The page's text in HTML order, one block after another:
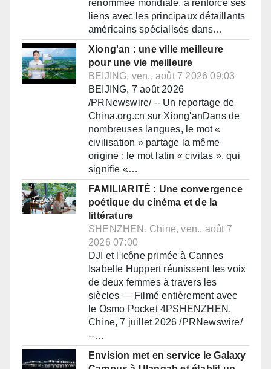
renommée mondiale, a renforcé ses
liens avec les principaux détaillants
américains spécialisés dans…
Xiong'an : une ville meilleure
pour une vie meilleure
BEIJING, ven., août 7 2026 09:03
BEIJING, 7 août 2026
/PRNewswire/ -- Un reportage de
China.org.cn sur Xiong'anDans de
nombreuses langues, le mot «
civilisation » partage la même
origine : le mot latin « civitas », qui
signifie «…
FAMILIARITÉ : Une convergence
poétique du cinéma et de la
littérature
SHENZHEN, Chine, ven., août 7
2026 07:00
DJI et l'icône primée à Cannes
Isabelle Huppert réunissent les voix
de deux femmes à travers les
siècles — Filmé entièrement avec
le Osmo Pocket 4PSHENZHEN,
Chine, 7 juillet 2026 /PRNewswire/
--…
Envision met en service le Galaxy